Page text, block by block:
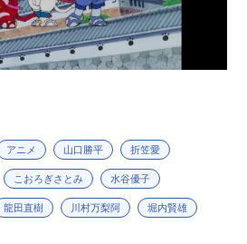
アニメ 山口勝平 折笠愛
こおろぎさとみ 水谷優子
龍田直樹 川村万梨阿 堀内賢雄